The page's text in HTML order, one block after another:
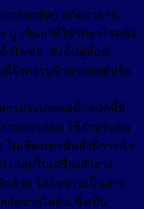
สกัดมาจาก
ปู เป็นยาที่ใช้รักษาโรคข้อ
น้ำไขข้อ ดังนั้นผู้ที่แพ้
นี้จึงควรปรึกษาแพทย์หรือ
รประเภทลดน้ำหนักที่มี
วนประกอบ ใช้สำหรับดัก
ม่เพียงเท่านั้นยังมีการนำ
ะกอบในเครื่องสำอาง
ด้วย ไคโซซานเป็นสาร
กัดจากไคติน ซึ่งเป็น